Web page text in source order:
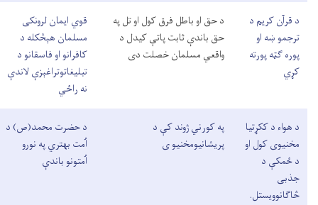
د قرآن کریم د
ترجمو ښه او
پوره گټه پورته
کړي
د حق او باطل فرق کول او تل په
حق باندې ثابت پاتې کیدل د
واقعي مسلمان خصلت دی
قوي ایمان لرونکی
مسلمان هېڅکله د
کافرانو او فاسقانو د
تبلیغاتوتراغېزې لاندې
نه راځي
د هواء د ککړتيا
مخنيوی کول او
د ځمکې د
جذبی
څاګانوويستل.
په کورني ژوند کې د
پریشانیومخنیو ی
د حضرت محمد(ص) د
اُمت بهتري په نورو
اُمتونو باندې